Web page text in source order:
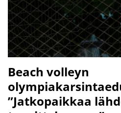
Beach volleyn
”Jatkopaikkaa